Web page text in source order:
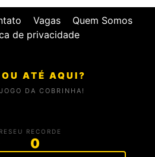
Vagas
Quem Somos
de privacidade
ATÉ AQUI?
DA COBRINHA!
SEU RECORDE
0